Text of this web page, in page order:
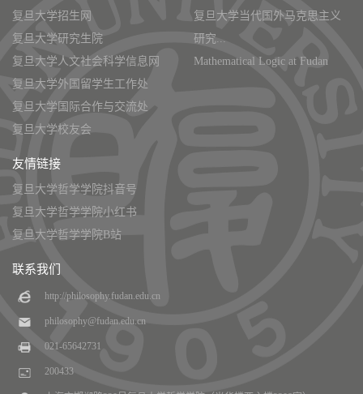
复旦大学招生网
复旦大学研究生院
复旦大学人文社会科学信息网
复旦大学外国留学生工作处
复旦大学国际合作与交流处
复旦大学校友会
复旦大学当代国外马克思主义
研究...
Mathematical Logic at Fudan
友情链接
复旦大学哲学学院抖音号
复旦大学哲学学院小红书
复旦大学哲学学院B站
联系我们
http://philosophy.fudan.edu.cn
philosophy@fudan.edu.cn
021-65642731
200433